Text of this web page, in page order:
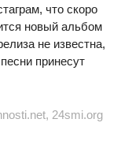
что скоро
новый альбом
не известна,
принесут
24smi.org